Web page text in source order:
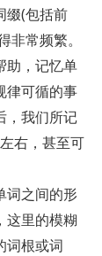
(包括前
常频繁。
助，记忆单
律可循的事
，我们所记
右，甚至可
之间的形
这里的模糊
词根或词